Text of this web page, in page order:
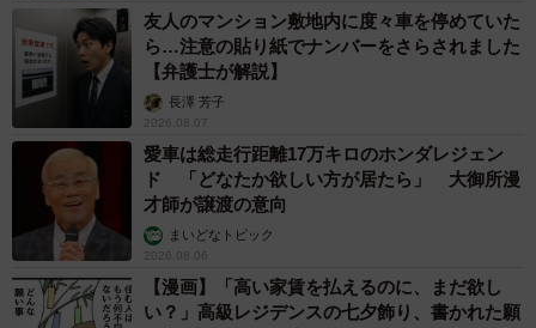
友人のマンション敷地内に度々車を停めていた
ら…注意の貼り紙でナンバーをさらされました
【弁護士が解説】
長澤 芳子
2026.08.07
愛車は総走行距離17万キロのホンダレジェン
ド 「どなたか欲しい方が居たら」 大御所漫
才師が譲渡の意向
まいどなトピック
2026.08.06
【漫画】「高い家賃を払えるのに、まだ欲し
い？」高級レジデンスの七夕飾り、書かれた願